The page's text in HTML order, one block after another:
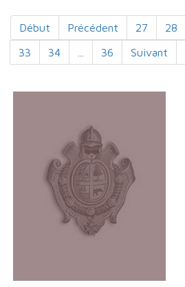
Début Précédent 27 28
33
34 36 Suivant